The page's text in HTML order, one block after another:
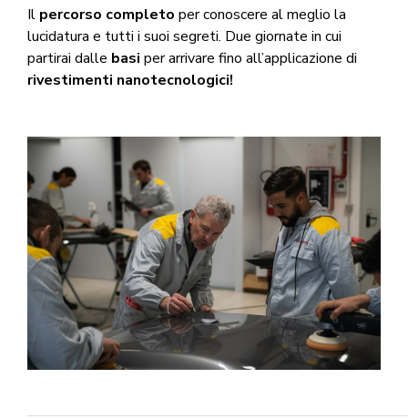
Il percorso completo per conoscere al meglio la
lucidatura e tutti i suoi segreti. Due giornate in cui
partirai dalle basi per arrivare fino all’applicazione di
rivestimenti nanotecnologici!